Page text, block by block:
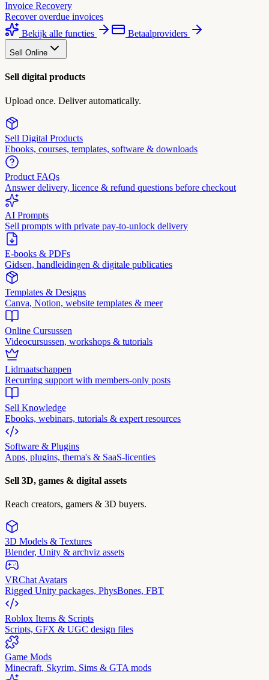
Invoice Recovery
Recover overdue invoices
Bekijk alle functies
Betaalproviders
Sell Online
Sell digital products
Upload once. Deliver automatically.
Sell Digital Products
Ebooks, courses, templates, software & downloads
Product FAQs
Answer delivery, licence & refund questions before checkout
AI Prompts
Sell prompts with private pay-to-unlock delivery
E-books & PDFs
Gidsen, handleidingen & digitale publicaties
Templates & Designs
Canva, Notion, website templates & meer
Online Cursussen
Videocursussen, workshops & tutorials
Lidmaatschappen
Recurring support with members-only posts
Sell Knowledge
Ebooks, webinars, tutorials & expert resources
Software & Plugins
Apps, plugins, thema's & SaaS-licenties
Sell 3D, games & digital assets
Reach creators, gamers & 3D buyers.
3D Models & Textures
Blender, Unity & archviz assets
VRChat Avatars
Rigged Unity packages, PhysBones, FBT
Roblox Items & Scripts
Scripts, GFX & UGC design files
Game Mods
Minecraft, Skyrim, Sims & GTA mods